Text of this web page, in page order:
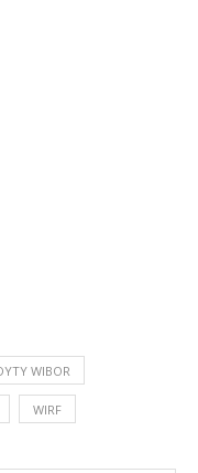
WIBOR
WIRF